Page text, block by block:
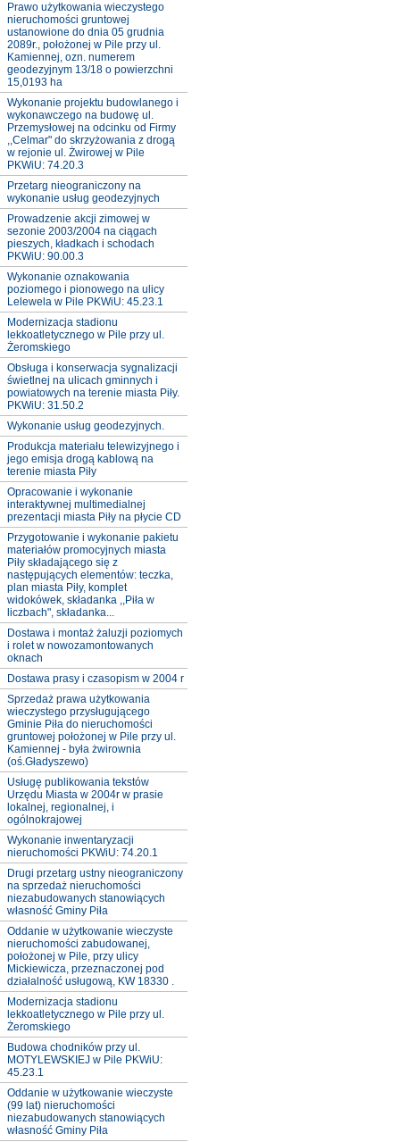
Prawo użytkowania wieczystego
nieruchomości gruntowej
ustanowione do dnia 05 grudnia
2089r., położonej w Pile przy ul.
Kamiennej, ozn. numerem
geodezyjnym 13/18 o powierzchni
15,0193 ha
Wykonanie projektu budowlanego i
wykonawczego na budowę ul.
Przemysłowej na odcinku od Firmy
,,Celmar" do skrzyżowania z drogą
w rejonie ul. Żwirowej w Pile
PKWiU: 74.20.3
Przetarg nieograniczony na
wykonanie usług geodezyjnych
Prowadzenie akcji zimowej w
sezonie 2003/2004 na ciągach
pieszych, kładkach i schodach
PKWiU: 90.00.3
Wykonanie oznakowania
poziomego i pionowego na ulicy
Lelewela w Pile PKWiU: 45.23.1
Modernizacja stadionu
lekkoatletycznego w Pile przy ul.
Żeromskiego
Obsługa i konserwacja sygnalizacji
świetlnej na ulicach gminnych i
powiatowych na terenie miasta Piły.
PKWiU: 31.50.2
Wykonanie usług geodezyjnych.
Produkcja materiału telewizyjnego i
jego emisja drogą kablową na
terenie miasta Piły
Opracowanie i wykonanie
interaktywnej multimedialnej
prezentacji miasta Piły na płycie CD
Przygotowanie i wykonanie pakietu
materiałów promocyjnych miasta
Piły składającego się z
następujących elementów: teczka,
plan miasta Piły, komplet
widokówek, składanka ,,Piła w
liczbach", składanka...
Dostawa i montaż żaluzji poziomych
i rolet w nowozamontowanych
oknach
Dostawa prasy i czasopism w 2004 r
Sprzedaż prawa użytkowania
wieczystego przysługującego
Gminie Piła do nieruchomości
gruntowej położonej w Pile przy ul.
Kamiennej - była żwirownia
(oś.Gładyszewo)
Usługę publikowania tekstów
Urzędu Miasta w 2004r w prasie
lokalnej, regionalnej, i
ogólnokrajowej
Wykonanie inwentaryzacji
nieruchomości PKWiU: 74.20.1
Drugi przetarg ustny nieograniczony
na sprzedaż nieruchomości
niezabudowanych stanowiących
własność Gminy Piła
Oddanie w użytkowanie wieczyste
nieruchomości zabudowanej,
położonej w Pile, przy ulicy
Mickiewicza, przeznaczonej pod
działalność usługową, KW 18330 .
Modernizacja stadionu
lekkoatletycznego w Pile przy ul.
Żeromskiego
Budowa chodników przy ul.
MOTYLEWSKIEJ w Pile PKWiU:
45.23.1
Oddanie w użytkowanie wieczyste
(99 lat) nieruchomości
niezabudowanych stanowiących
własność Gminy Piła